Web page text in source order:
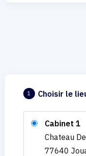
1 Choisir le
Cabinet 1
Chateau
77640